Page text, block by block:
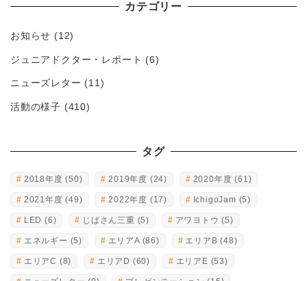
カテゴリー
お知らせ (12)
ジュニアドクター・レポート (6)
ニューズレター (11)
活動の様子 (410)
タグ
2018年度 (50) 2019年度 (24) 2020年度 (61)
2021年度 (49) 2022年度 (17) IchigoJam (5)
LED (6) じばさん三重 (5) アワヨトウ (5)
エネルギー (5) エリアA(86) エリアB (48)
エリアC (8) エリアD (60) エリアE (53)